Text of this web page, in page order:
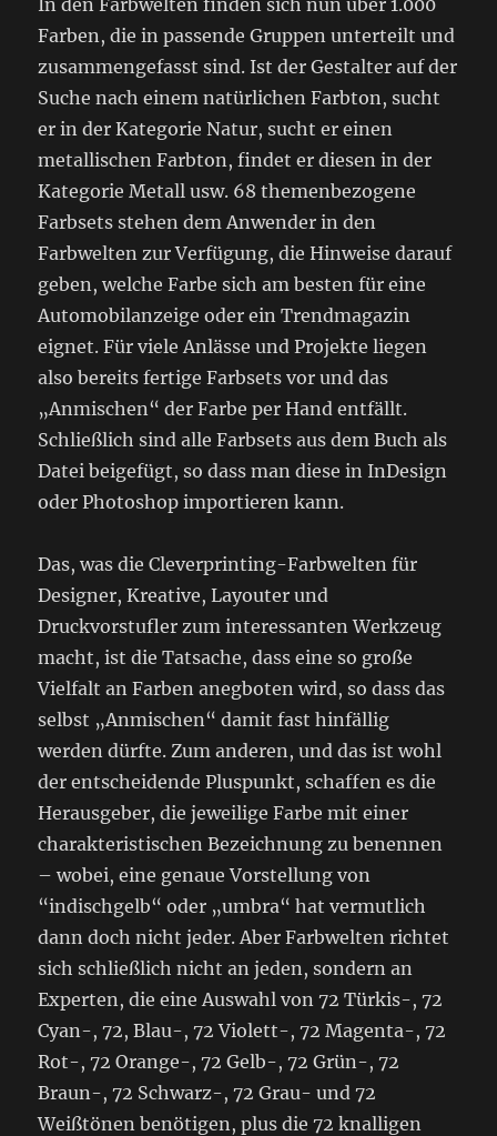
In den Farbwelten finden sich nun über 1.000
Farben, die in passende Gruppen unterteilt und
zusammengefasst sind. Ist der Gestalter auf der
Suche nach einem natürlichen Farbton, sucht
er in der Kategorie Natur, sucht er einen
metallischen Farbton, findet er diesen in der
Kategorie Metall usw. 68 themenbezogene
Farbsets stehen dem Anwender in den
Farbwelten zur Verfügung, die Hinweise darauf
geben, welche Farbe sich am besten für eine
Automobilanzeige oder ein Trendmagazin
eignet. Für viele Anlässe und Projekte liegen
also bereits fertige Farbsets vor und das
„Anmischen“ der Farbe per Hand entfällt.
Schließlich sind alle Farbsets aus dem Buch als
Datei beigefügt, so dass man diese in InDesign
oder Photoshop importieren kann.
Das, was die Cleverprinting-Farbwelten für
Designer, Kreative, Layouter und
Druckvorstufler zum interessanten Werkzeug
macht, ist die Tatsache, dass eine so große
Vielfalt an Farben anegboten wird, so dass das
selbst „Anmischen“ damit fast hinfällig
werden dürfte. Zum anderen, und das ist wohl
der entscheidende Pluspunkt, schaffen es die
Herausgeber, die jeweilige Farbe mit einer
charakteristischen Bezeichnung zu benennen
– wobei, eine genaue Vorstellung von
“indischgelb“ oder „umbra“ hat vermutlich
dann doch nicht jeder. Aber Farbwelten richtet
sich schließlich nicht an jeden, sondern an
Experten, die eine Auswahl von 72 Türkis-, 72
Cyan-, 72, Blau-, 72 Violett-, 72 Magenta-, 72
Rot-, 72 Orange-, 72 Gelb-, 72 Grün-, 72
Braun-, 72 Schwarz-, 72 Grau- und 72
Weißtönen benötigen, plus die 72 knalligen